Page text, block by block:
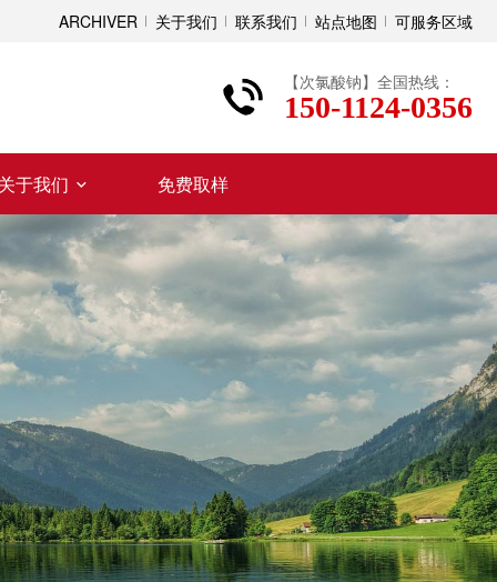
ARCHIVER 关于我们 联系我们 站点地图 可服务区域
【次氯酸钠】全国热线：
150-1124-0356
于我们 免费取样